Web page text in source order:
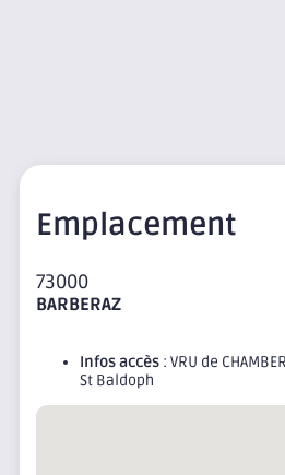
Emplacement
73000
BARBERAZ
Infos accès : VRU de
St Baldoph